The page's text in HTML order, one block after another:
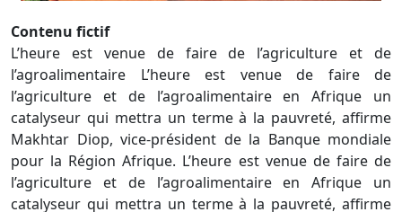
Contenu fictif
L’heure est venue de faire de l’agriculture et de
l’agroalimentaire L’heure est venue de faire de
l’agriculture et de l’agroalimentaire en Afrique un
catalyseur qui mettra un terme à la pauvreté, affirme
Makhtar Diop, vice-président de la Banque mondiale
pour la Région Afrique. L’heure est venue de faire de
l’agriculture et de l’agroalimentaire en Afrique un
catalyseur qui mettra un terme à la pauvreté, affirme